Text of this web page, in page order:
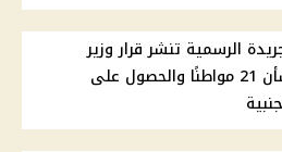
الرسمية تنشر قرار وزير
الداخلية بشأن 21 مواطنًا والحصول على